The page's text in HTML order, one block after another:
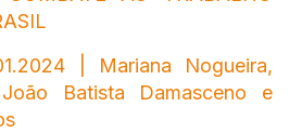
| Mariana Nogueira,
Batista Damasceno e